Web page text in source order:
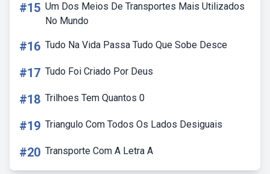
#15 Um Dos Meios De Transportes Mais Utilizados
No Mundo
#16 Tudo Na Vida Passa Tudo Que Sobe Desce
#17 Tudo Foi Criado Por Deus
#18 Trilhoes Tem Quantos 0
#19 Triangulo Com Todos Os Lados Desiguais
#20 Transporte Com A Letra A